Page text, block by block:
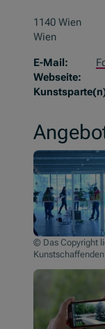
1140 Wien
Wien
E-Mail:
Webseite:
© Das Copyright
Kunstschaffenden